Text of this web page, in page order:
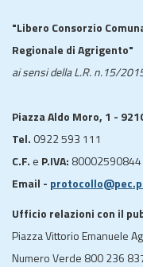
"Libero Consorzio
Regionale di Agrigento"
ai sensi della L.R. n.15/
Piazza Aldo Moro, 1 -
Tel. 0922 593 111
C.F. e P.IVA: 80002590844
Email -
Ufficio relazioni con il
Piazza Vittorio Emanuele
Numero Verde 800 236